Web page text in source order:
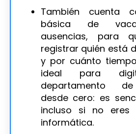
También cuenta
básica de
ausencias, para
registrar quién está
y por cuánto
ideal para
departamento
desde cero: es
incluso si no eres
informática.